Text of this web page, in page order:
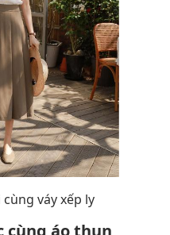
váy xếp ly
cùng áo thun